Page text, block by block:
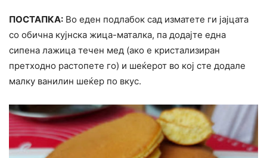
ПОСТАПКА: Во еден подлабок сад изматете ги јајцата
со обична кујнска жица-маталка, па додајте една
сипена лажица течен мед (ако е кристализиран
претходно растопете го) и шеќерот во кој сте додале
малку ванилин шеќер по вкус.